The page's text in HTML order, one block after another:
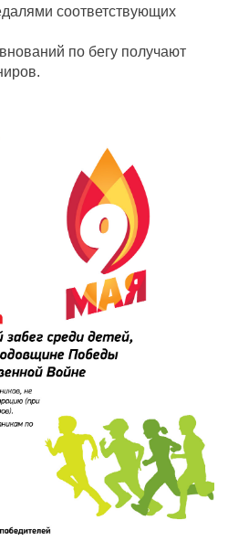
соответствующих
по бегу получают